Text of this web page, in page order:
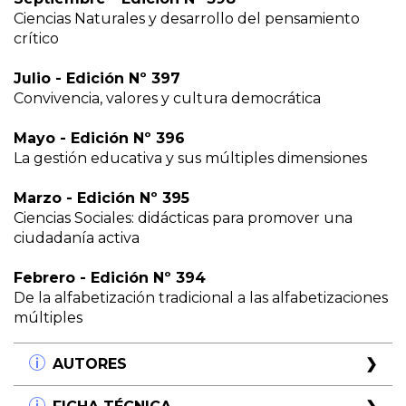
Ciencias Naturales y desarrollo del pensamiento
crítico
Julio - Edición Nº 397
Convivencia, valores y cultura democrática
Mayo - Edición Nº 396
La gestión educativa y sus múltiples dimensiones
Marzo - Edición Nº 395
Ciencias Sociales: didácticas para promover una
ciudadanía activa
Febrero - Edición Nº 394
De la alfabetización tradicional a las alfabetizaciones
múltiples
AUTORES
Reconocidos especialistas de la Educación,